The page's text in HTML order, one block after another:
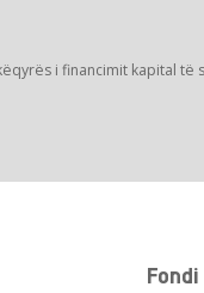
i financimit kapital të